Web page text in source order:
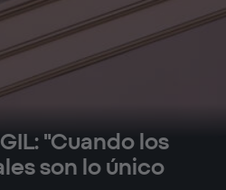
"Cuando los
son lo único